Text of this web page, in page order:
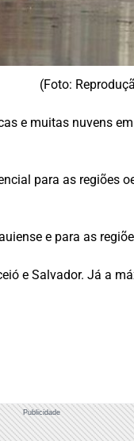
(Foto:
e muitas nuvens
para as regiões
e para as
e Salvador. Já a
Publicidade